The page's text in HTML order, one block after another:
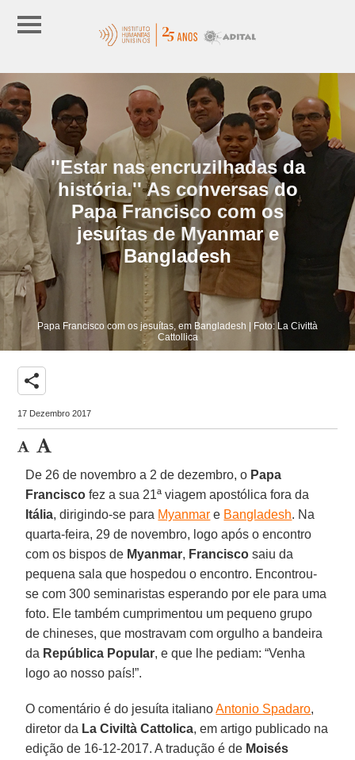
''Estar nas encruzilhadas da
história.'' As conversas do
Papa Francisco com os
jesuítas de Myanmar e
Bangladesh
Papa Francisco com os jesuítas, em Bangladesh | Foto: La Civittà
Cattollica
share
17 Dezembro 2017
De 26 de novembro a 2 de dezembro, o Papa
Francisco fez a sua 21ª viagem apostólica fora da
Itália, dirigindo-se para Myanmar e Bangladesh. Na
quarta-feira, 29 de novembro, logo após o encontro
com os bispos de Myanmar, Francisco saiu da
pequena sala que hospedou o encontro. Encontrou-
se com 300 seminaristas esperando por ele para uma
foto. Ele também cumprimentou um pequeno grupo
de chineses, que mostravam com orgulho a bandeira
da República Popular, e que lhe pediam: “Venha
logo ao nosso país!”.
O comentário é do jesuíta italianoAntonio Spadaro,
diretor da La Civiltà Cattolica, em artigo publicado na
edição de 16-12-2017. A tradução é de Moisés